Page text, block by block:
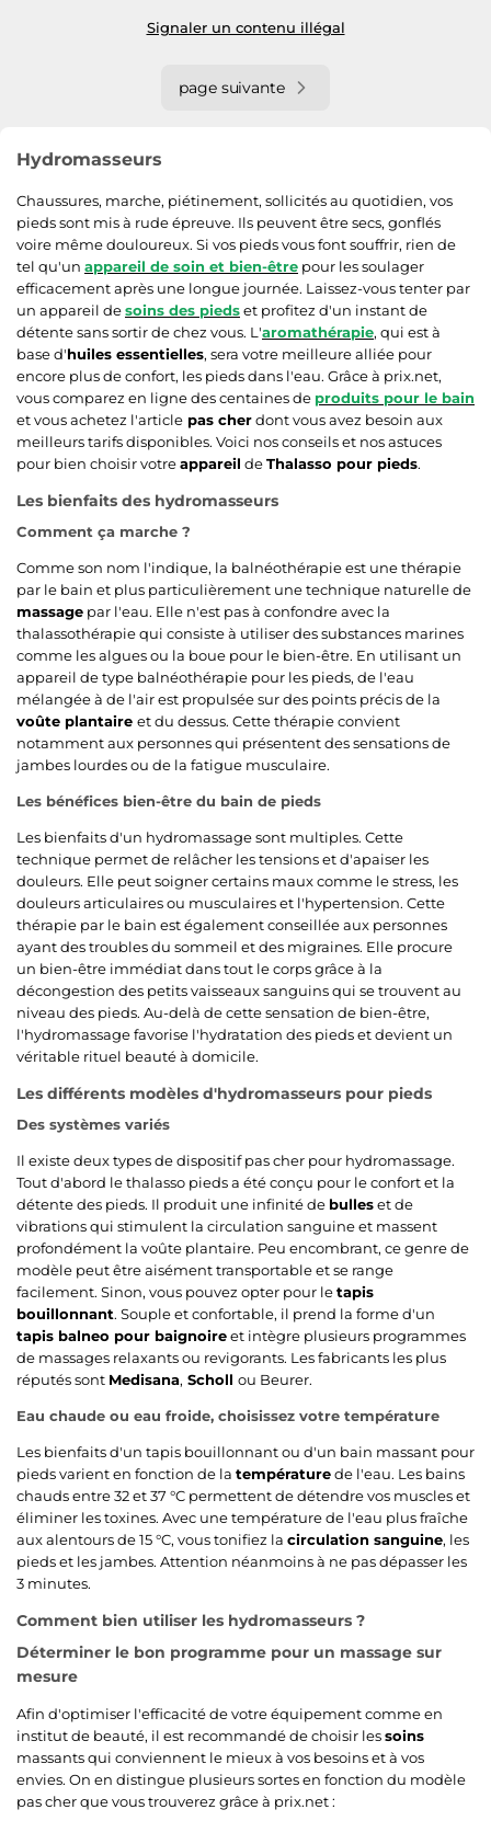
Signaler un contenu illégal
page suivante
Hydromasseurs
Chaussures, marche, piétinement, sollicités au quotidien, vos
pieds sont mis à rude épreuve. Ils peuvent être secs, gonflés
voire même douloureux. Si vos pieds vous font souffrir, rien de
tel qu'un appareil de soin et bien-être pour les soulager
efficacement après une longue journée. Laissez-vous tenter par
un appareil desoins des piedset profitez d'un instant de
détente sans sortir de chez vous. L'aromathérapie, qui est à
base d'huiles essentielles, sera votre meilleure alliée pour
encore plus de confort, les pieds dans l'eau. Grâce à prix.net,
vous comparez en ligne des centaines de produits pour le bain
et vous achetez l'article pas cherdont vous avez besoin aux
meilleurs tarifs disponibles. Voici nos conseils et nos astuces
pour bien choisir votreappareil deThalasso pour pieds.
Les bienfaits des hydromasseurs
Comment ça marche ?
Comme son nom l'indique, la balnéothérapie est une thérapie
par le bain et plus particulièrement une technique naturelle de
massage par l'eau. Elle n'est pas à confondre avec la
thalassothérapie qui consiste à utiliser des substances marines
comme les algues ou la boue pour le bien-être. En utilisant un
appareil de type balnéothérapie pour les pieds, de l'eau
mélangée à de l'air est propulsée sur des points précis de la
voûte plantaire et du dessus. Cette thérapie convient
notamment aux personnes qui présentent des sensations de
jambes lourdes ou de la fatigue musculaire.
Les bénéfices bien-être du bain de pieds
Les bienfaits d'un hydromassage sont multiples. Cette
technique permet de relâcher les tensions et d'apaiser les
douleurs. Elle peut soigner certains maux comme le stress, les
douleurs articulaires ou musculaires et l'hypertension. Cette
thérapie par le bain est également conseillée aux personnes
ayant des troubles du sommeil et des migraines. Elle procure
un bien-être immédiat dans tout le corps grâce à la
décongestion des petits vaisseaux sanguins qui se trouvent au
niveau des pieds. Au-delà de cette sensation de bien-être,
l'hydromassage favorise l'hydratation des pieds et devient un
véritable rituel beauté à domicile.
Les différents modèles d'hydromasseurs pour pieds
Des systèmes variés
Il existe deux types de dispositif pas cher pour hydromassage.
Tout d'abord le thalasso pieds a été conçu pour le confort et la
détente des pieds. Il produit une infinité de bulleset de
vibrations qui stimulent la circulation sanguine et massent
profondément la voûte plantaire. Peu encombrant, ce genre de
modèle peut être aisément transportable et se range
facilement. Sinon, vous pouvez opter pour letapis
bouillonnant. Souple et confortable, il prend la forme d'un
tapis balneo pour baignoireet intègre plusieurs programmes
de massages relaxants ou revigorants. Les fabricants les plus
réputés sont Medisana, Scholl ou Beurer.
Eau chaude ou eau froide, choisissez votre température
Les bienfaits d'un tapis bouillonnant ou d'un bain massant pour
pieds varient en fonction de la températurede l'eau. Les bains
chauds entre 32 et 37 °C permettent de détendre vos muscles et
éliminer les toxines. Avec une température de l'eau plus fraîche
aux alentours de 15 °C, vous tonifiez la circulation sanguine, les
pieds et les jambes. Attention néanmoins à ne pas dépasser les
3 minutes.
Comment bien utiliser les hydromasseurs ?
Déterminer le bon programme pour un massage sur
mesure
Afin d'optimiser l'efficacité de votre équipement comme en
institut de beauté, il est recommandé de choisir lessoins
massants qui conviennent le mieux à vos besoins et à vos
envies. On en distingue plusieurs sortes en fonction du modèle
pas cher que vous trouverez grâce à prix.net :